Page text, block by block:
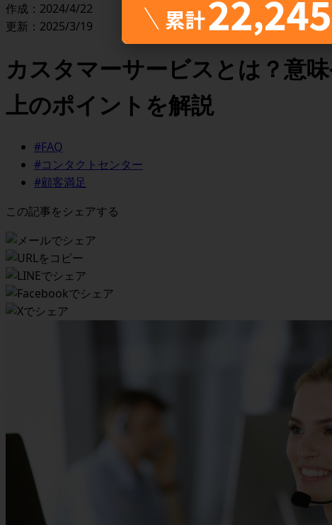
作成：2024/4/22
更新：2025/3/19
カスタマーサービスとは？意
上のポイントを解説
#FAQ
#コンタクトセンター
#顧客満足
この記事をシェアする